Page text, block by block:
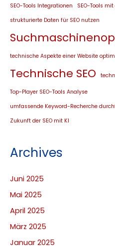
SEO-Tools Integrationen
SEO-Tools
strukturierte Daten für SEO nutzen
technische Aspekte einer Website
Technische SEO
Top-Player SEO-Tools Analyse
umfassende Keyword-Recherche
Zukunft der SEO mit KI
Archives
Juni 2025
Mai 2025
April 2025
März 2025
Januar 2025